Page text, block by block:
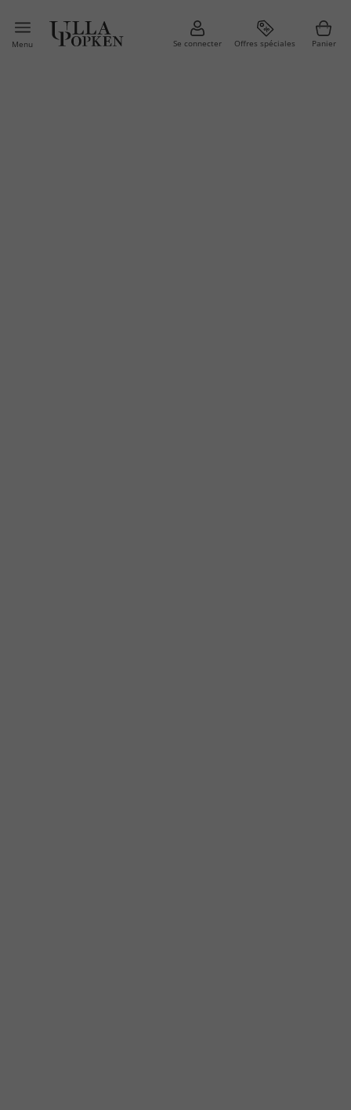
Menu Se connecter Offres spéciales Panier